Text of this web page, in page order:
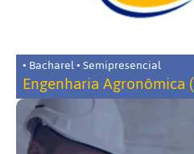
• Bacharel • Semipresencial
Engenharia Agronômica